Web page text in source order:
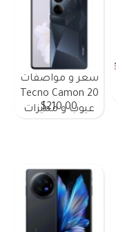
سعر و مواصفات
Tecno Camon 20
عيوب و مميزات
$210.00